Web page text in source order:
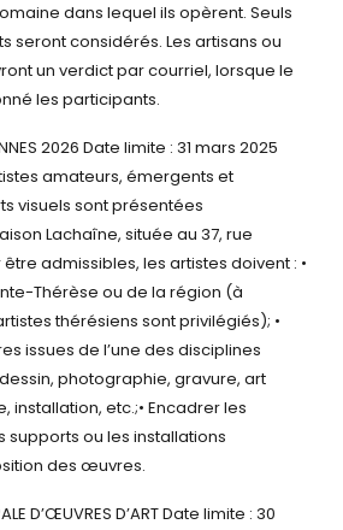
dans lequel ils opèrent. Seuls
seront considérés. Les artisans ou
un verdictpar courriel, lorsque le
les participants.
2026 Date limite : 31 mars 2025
amateurs, émergents et
visuels sont présentées
Lachaîne, située au 37, rue
être admissibles, les artistes doivent : •
Thérèse ou de la région (à
thérésiens sont privilégiés); •
issues de l’une des disciplines
photographie, gravure, art
installation, etc.;• Encadrer les
ou les installations
des œuvres.
D’ŒUVRES D’ARTDate limite : 30